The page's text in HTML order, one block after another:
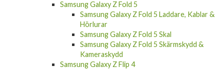
Samsung Galaxy Z Fold 5
Samsung Galaxy Z Fold 5 Laddare, Kablar &
Hörlurar
Samsung Galaxy Z Fold 5 Skal
Samsung Galaxy Z Fold 5 Skärmskydd &
Kameraskydd
Samsung Galaxy Z Flip 4